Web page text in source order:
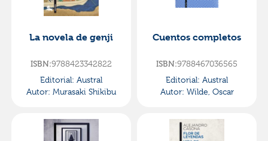
La novela de genji
ISBN:9788423342822
Editorial: Austral
Autor: Murasaki Shikibu
Cuentos completos
ISBN:9788467036565
Editorial: Austral
Autor: Wilde, Oscar